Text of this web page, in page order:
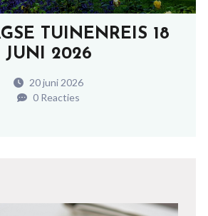
TUINENREIS 18
JUNI 2026
20 juni 2026
0 Reacties